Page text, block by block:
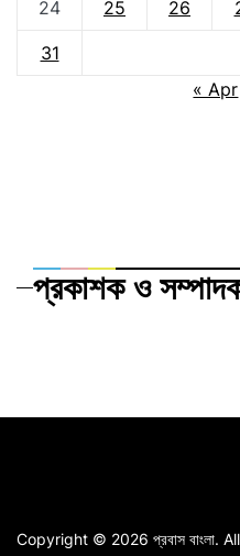
24 25 26
31
« Apr
প্রকাশক ও
Copyright © 2026 প্রবাস বাংলা.